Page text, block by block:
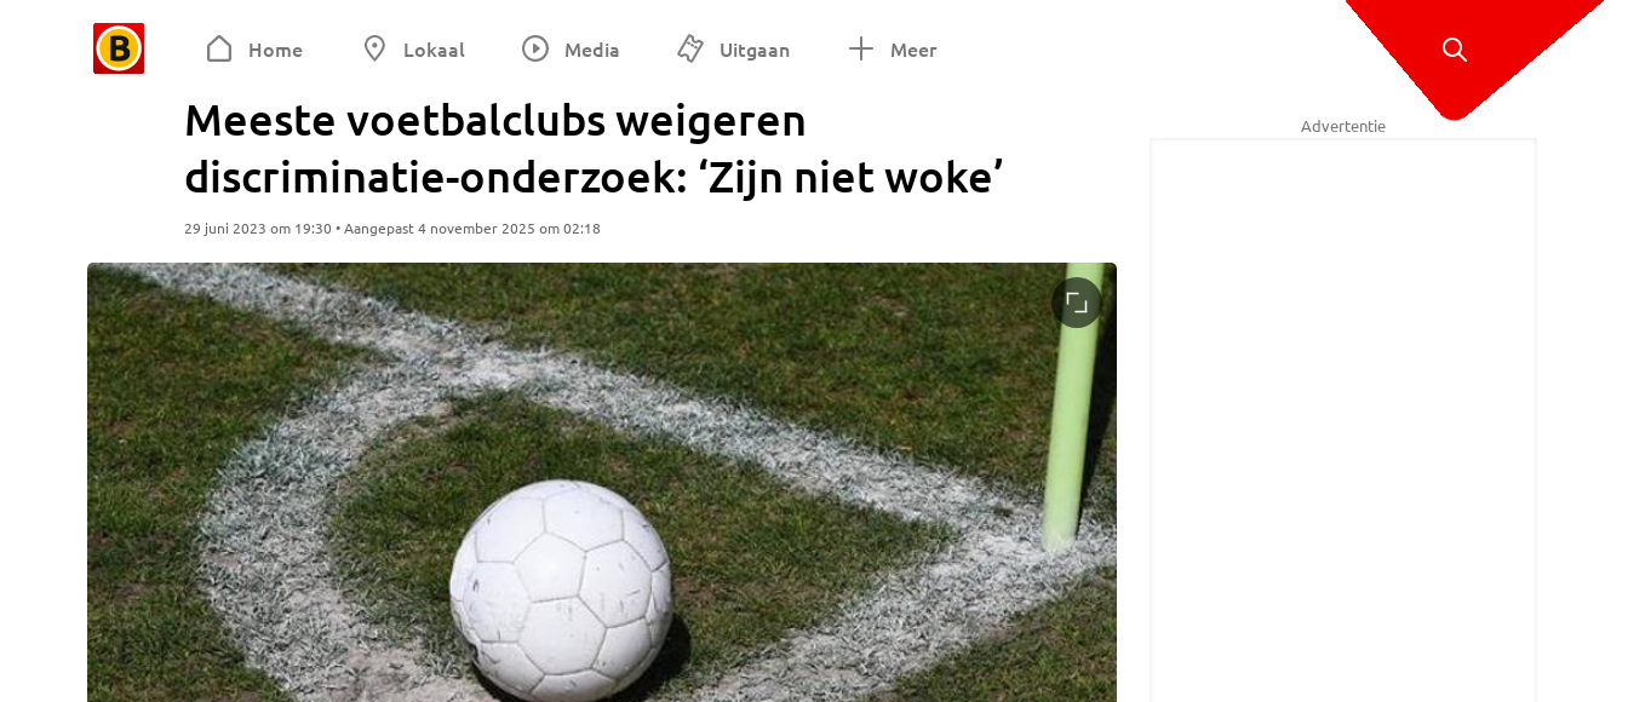
Home Lokaal Media Uitgaan Meer
Meeste voetbalclubs weigeren
discriminatie-onderzoek: ‘Zijn niet woke’
29 juni 2023 om 19:30 • Aangepast 4 november 2025 om 02:18
Advertentie